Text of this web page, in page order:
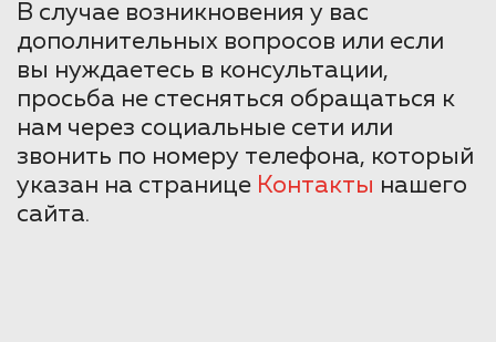
В случае возникновения у вас
дополнительных вопросов или если
вы нуждаетесь в консультации,
просьба не стесняться обращаться к
нам через социальные сети или
звонить по номеру телефона, который
указан на странице Контакты нашего
сайта.